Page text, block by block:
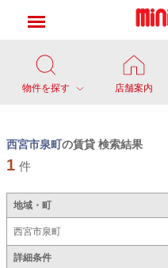
物件を探す 店舗案内
西宮市泉町の賃貸 検索結果
1 件
地域・町
西宮市泉町
詳細条件